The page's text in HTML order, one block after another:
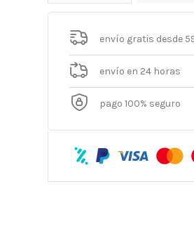
envío gratis desde
envío en 24 horas
pago 100% seguro